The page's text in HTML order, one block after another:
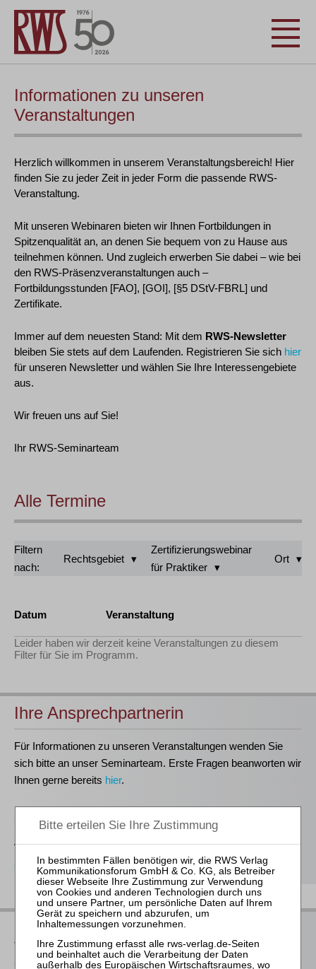
Informationen zu unseren
Veranstaltungen
Herzlich willkommen in unserem Veranstaltungsbereich! Hier
finden Sie zu jeder Zeit in jeder Form die passende RWS-
Veranstaltung.
Mit unseren Webinaren bieten wir Ihnen Fortbildungen in
Spitzenqualität an, an denen Sie bequem von zu Hause aus
teilnehmen können. Und zugleich erwerben Sie dabei – wie bei
den RWS-Präsenzveranstaltungen auch –
Fortbildungsstunden [FAO], [GOI], [§5 DStV-FBRL] und
Zertifikate.
Immer auf dem neuesten Stand: Mit dem RWS-Newsletter
bleiben Sie stets auf dem Laufenden. Registrieren Sie sich hier
für unseren Newsletter und wählen Sie Ihre Interessengebiete
aus.
Wir freuen uns auf Sie!
Ihr RWS-Seminarteam
Alle Termine
Filtern
nach:
Rechtsgebiet
Zertifizierungswebinar
für Praktiker
Ort
Datum Veranstaltung
Leider haben wir derzeit keine Veranstaltungen zu diesem
Filter für Sie im Programm.
Ihre Ansprechpartnerin
Für Informationen zu unseren Veranstaltungen wenden Sie
sich bitte an unser Seminarteam. Erste Fragen beanworten wir
Ihnen gerne bereits hier.
Seminarorganisation
T(0221)-400 88-15
seminar@rws-verlag.de
Das bieten Ihnen unsere
Veranstaltungen